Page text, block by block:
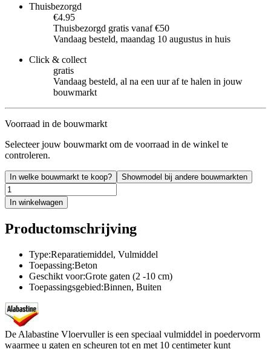
Thuisbezorgd
€4.95
Thuisbezorgd gratis vanaf €50
Vandaag besteld, maandag 10 augustus in huis
Click & collect
gratis
Vandaag besteld, al na een uur af te halen in jouw
bouwmarkt
Voorraad in de bouwmarkt
Selecteer jouw bouwmarkt om de voorraad in de winkel te
controleren.
In welke bouwmarkt te koop? Showmodel bij andere bouwmarkten
In winkelwagen
Productomschrijving
Type:Reparatiemiddel, Vulmiddel
Toepassing:Beton
Geschikt voor:Grote gaten (2 -10 cm)
Toepassingsgebied:Binnen, Buiten
De Alabastine Vloervuller is een speciaal vulmiddel in poedervorm
waarmee u gaten en scheuren tot en met 10 centimeter kunt